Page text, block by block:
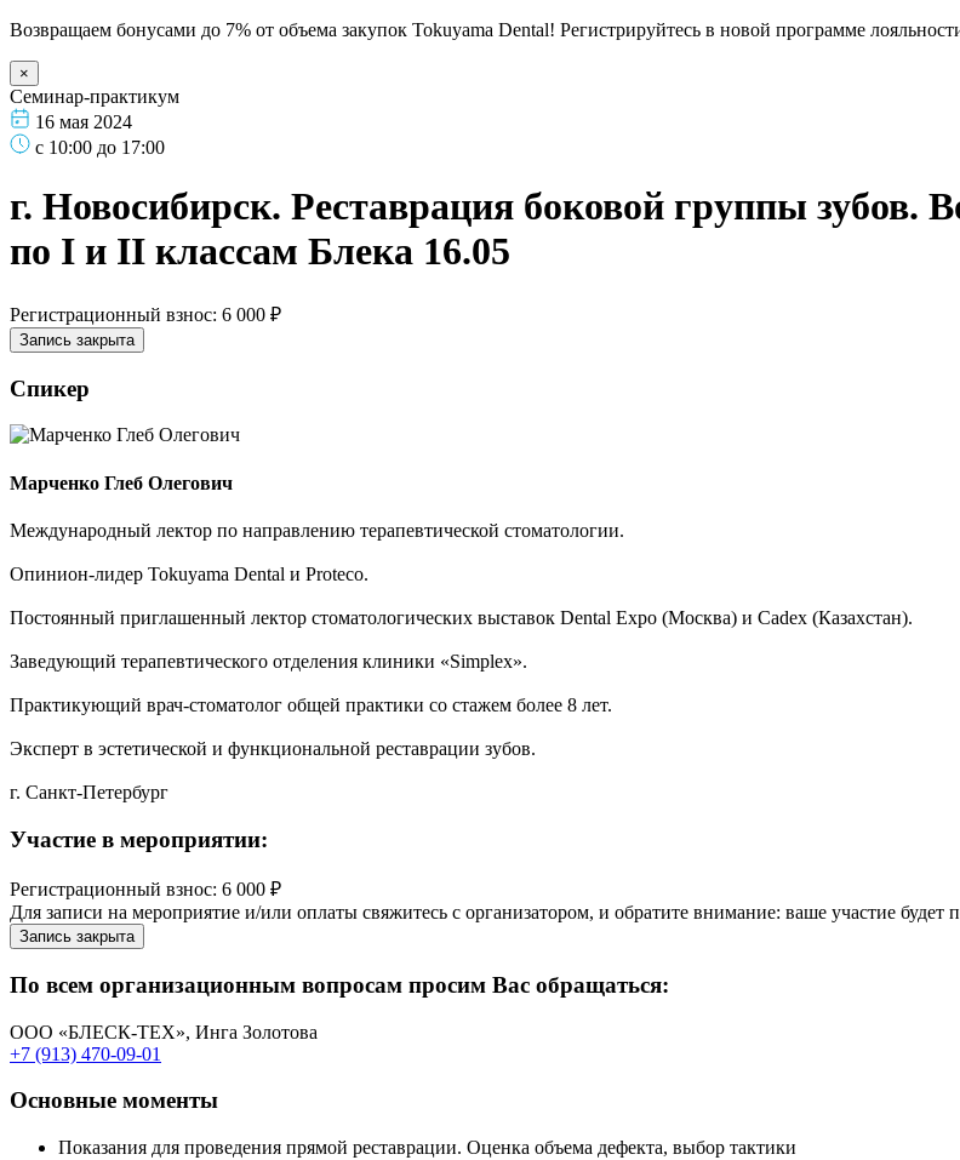
Возвращаем бонусами до 7% от объема закупок Tokuyama Dental! Регистрируйтесь в новой программе
×
Семинар-практикум
16 мая 2024
с 10:00 до 17:00
г. Новосибирск. Реставрация боковой группы зубов.
по I и II классам Блека 16.05
Регистрационный взнос: 6 000 ₽
Запись закрыта
Спикер
Марченко Глеб Олегович
Международный лектор по направлению терапевтической стоматологии.
Опинион-лидер Tokuyama Dental и Proteco.
Постоянный приглашенный лектор стоматологических выставок Dental Expo (Москва) и Cadex (Казахстан).
Заведующий терапевтического отделения клиники «Simplex».
Практикующий врач-стоматолог общей практики со стажем более 8 лет.
Эксперт в эстетической и функциональной реставрации зубов.
г. Санкт-Петербург
Участие в мероприятии:
Регистрационный взнос: 6 000 ₽
Для записи на мероприятие и/или оплаты свяжитесь с организатором, и обратите внимание: ваше участие будет
Запись закрыта
По всем организационным вопросам просим Вас обращаться:
ООО «БЛЕСК-ТЕХ», Инга Золотова
+7 (913) 470-09-01
Основные моменты
Показания для проведения прямой реставрации. Оценка объема дефекта, выбор тактики